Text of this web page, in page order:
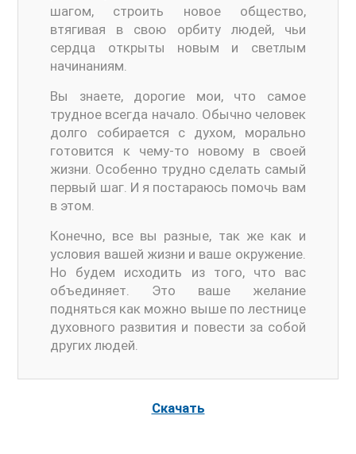
шагом, строить новое общество,
втягивая в свою орбиту людей, чьи
сердца открыты новым и светлым
начинаниям.
Вы знаете, дорогие мои, что самое
трудное всегда начало. Обычно человек
долго собирается с духом, морально
готовится к чему-то новому в своей
жизни. Особенно трудно сделать самый
первый шаг. И я постараюсь помочь вам
в этом.
Конечно, все вы разные, так же как и
условия вашей жизни и ваше окружение.
Но будем исходить из того, что вас
объединяет. Это ваше желание
подняться как можно выше по лестнице
духовного развития и повести за собой
других людей.
Скачать